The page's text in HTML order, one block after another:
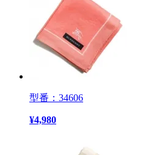
型番：34606
¥4,980